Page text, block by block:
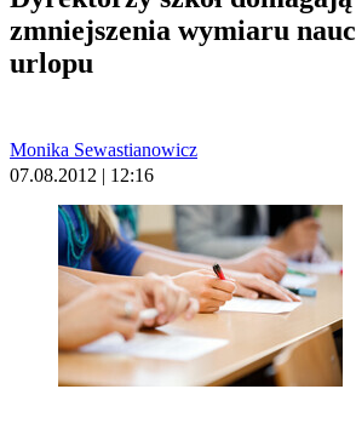
zmniejszenia wymiaru
urlopu
Monika Sewastianowicz
07.08.2012 | 12:16